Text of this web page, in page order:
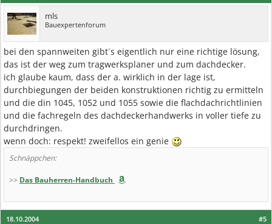
mls
Bauexpertenforum
bei den spannweiten gibt´s eigentlich nur eine richtige lösung,
das ist der weg zum tragwerksplaner und zum dachdecker.
ich glaube kaum, dass der a. wirklich in der lage ist,
durchbiegungen der beiden konstruktionen richtig zu ermitteln
und die din 1045, 1052 und 1055 sowie die flachdachrichtlinien
und die fachregeln des dachdeckerhandwerks in voller tiefe zu
durchdringen.
wenn doch: respekt! zweifellos ein genie
Schnäppchen:
>> Das Bauherren-Handbuch
#5
18.10.2004